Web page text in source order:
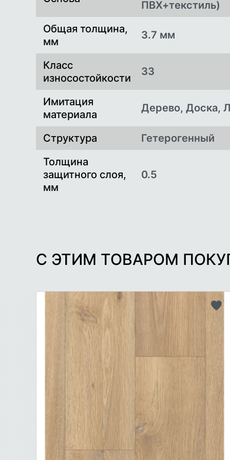
ПВХ+текстиль)
Общая толщина,
мм
3.7 мм
Класс
износостойкости
33
Имитация
материала
Дерево, Доска,
Структура
Гетерогенный
Толщина
защитного слоя,
мм
0.5
С ЭТИМ ТОВАРОМ